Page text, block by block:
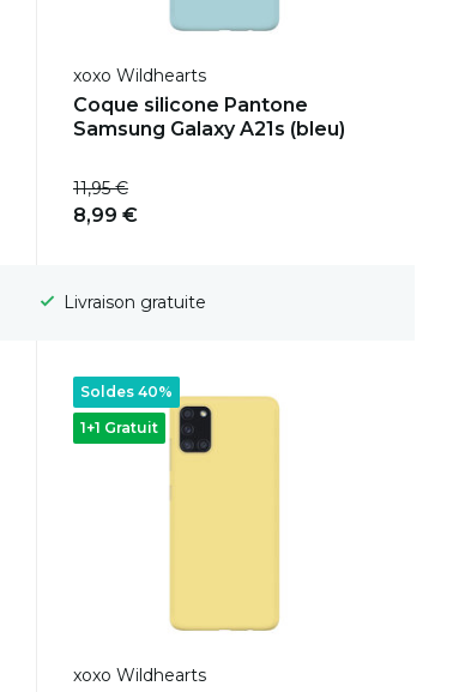
xoxo Wildhearts
Coque silicone Pantone
Samsung Galaxy A21s (bleu)
11,95 €
8,99 €
Délai de rétractation de 100 jours
1+1 Gratuit
Soldes 40%
xoxo Wildhearts